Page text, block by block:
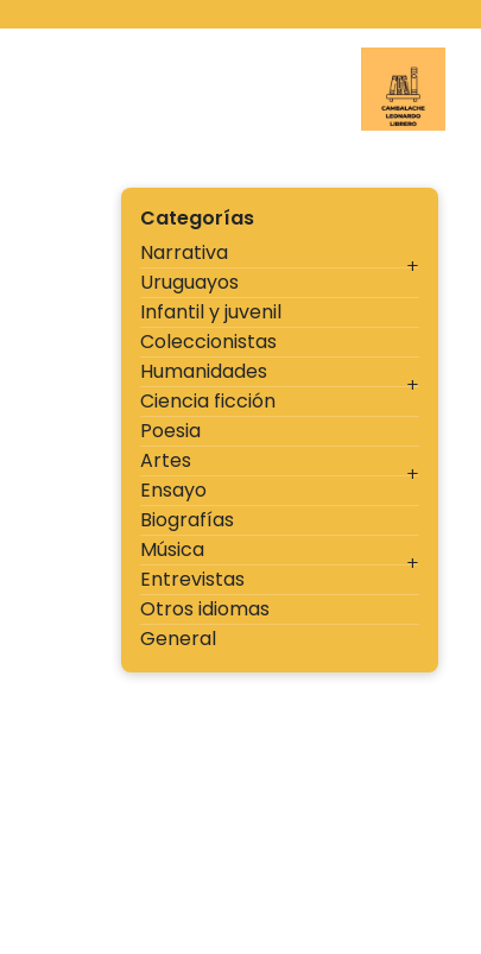
Categorías
Narrativa
Uruguayos
Infantil y juvenil
Coleccionistas
Humanidades
Ciencia ficción
Poesia
Artes
Ensayo
Biografías
Música
Entrevistas
Otros idiomas
General